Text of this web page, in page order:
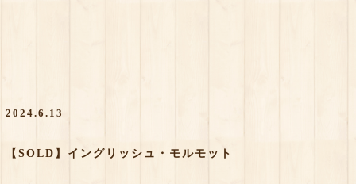
2024.6.13
【SOLD】イングリッシュ・モルモット